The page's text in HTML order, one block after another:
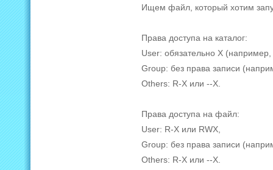
Ищем файл, который хотим
Права доступа на каталог:
User: обязательно X
Group: без права записи
Others: R-X или --X.
Права доступа на файл:
User: R-X или RWX,
Group: без права записи
Others: R-X или --X.